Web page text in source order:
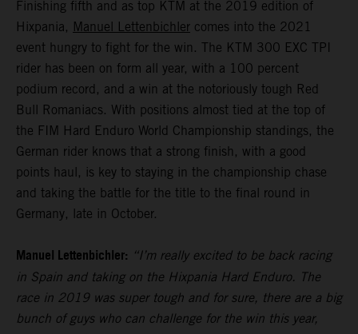
Finishing fifth and as top KTM at the 2019 edition of
Hixpania, Manuel Lettenbichler comes into the 2021
event hungry to fight for the win. The KTM 300 EXC TPI
rider has been on form all year, with a 100 percent
podium record, and a win at the notoriously tough Red
Bull Romaniacs. With positions almost tied at the top of
the FIM Hard Enduro World Championship standings, the
German rider knows that a strong finish, with a good
points haul, is key to staying in the championship chase
and taking the battle for the title to the final round in
Germany, late in October.
Manuel Lettenbichler: “I’m really excited to be back racing
in Spain and taking on the Hixpania Hard Enduro. The
race in 2019 was super tough and for sure, there are a big
bunch of guys who can challenge for the win this year,